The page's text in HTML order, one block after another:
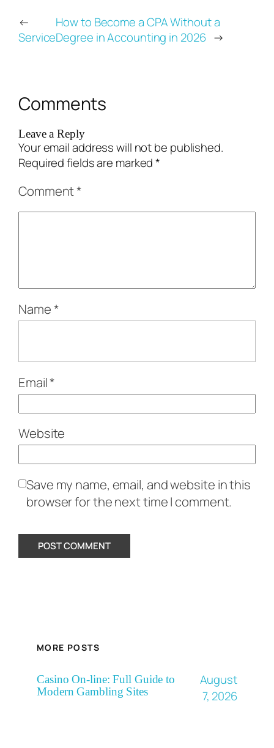
←
Service
How to Become a CPA Without a
Degree in Accounting in 2026 →
Comments
Leave a Reply
Your email address will not be published.
Required fields are marked*
Comment*
Name*
Email*
Website
Save my name, email, and website in this
browser for the next time I comment.
MORE POSTS
Casino On-line: Full Guide to
Modern Gambling Sites
August
7, 2026